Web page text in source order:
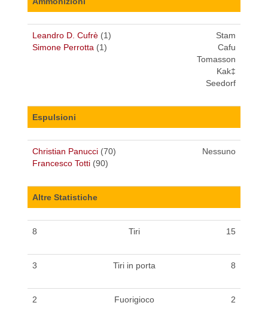
Leandro D. Cufrè (1)
Simone Perrotta (1)
Stam
Cafu
Tomasson
Kak‡
Seedorf
Espulsioni
Christian Panucci (70)
Francesco Totti (90)
Nessuno
Altre Statistiche
8 Tiri 15
3 Tiri in porta 8
2 Fuorigioco 2